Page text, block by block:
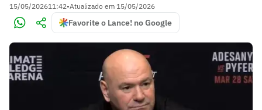
15/05/202611:42•Atualizado em 15/05/2026
Favorite o Lance! no Google